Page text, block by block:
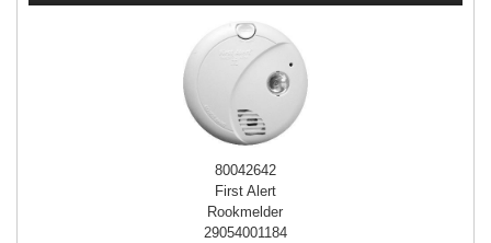
80042642
First Alert
Rookmelder
29054001184